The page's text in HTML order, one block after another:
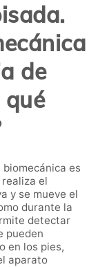
de
qué
es
el
y se mueve el
durante la
detectar
pueden
en los pies,
aparato